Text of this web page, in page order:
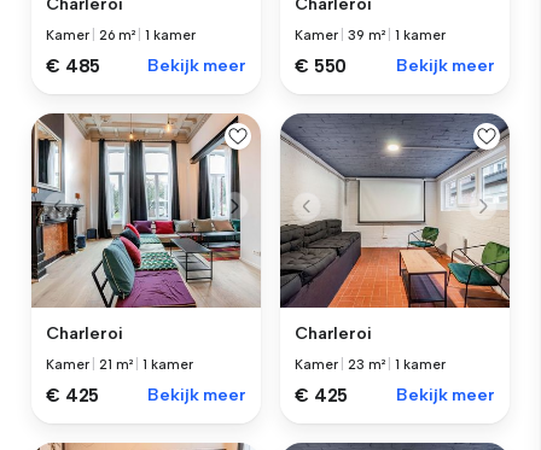
Kamer |26 m² |1 kamer
€ 485 Bekijk meer
Kamer |39 m² |1 kamer
€ 550 Bekijk meer
Charleroi
Kamer |21 m² |1 kamer
€ 425 Bekijk meer
Charleroi
Kamer |23 m² |1 kamer
€ 425 Bekijk meer